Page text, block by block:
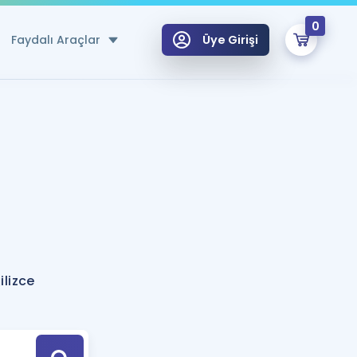
Faydalı Araçlar
Hesaplama Aracı
için Öneriler
Tek Takvimde
Üye Girişi
0